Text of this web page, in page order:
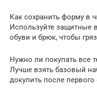
Как сохранить форму в
Используйте защитные
обуви и брюк, чтобы
Нужно ли покупать все
Лучше взять базовый
докупить после